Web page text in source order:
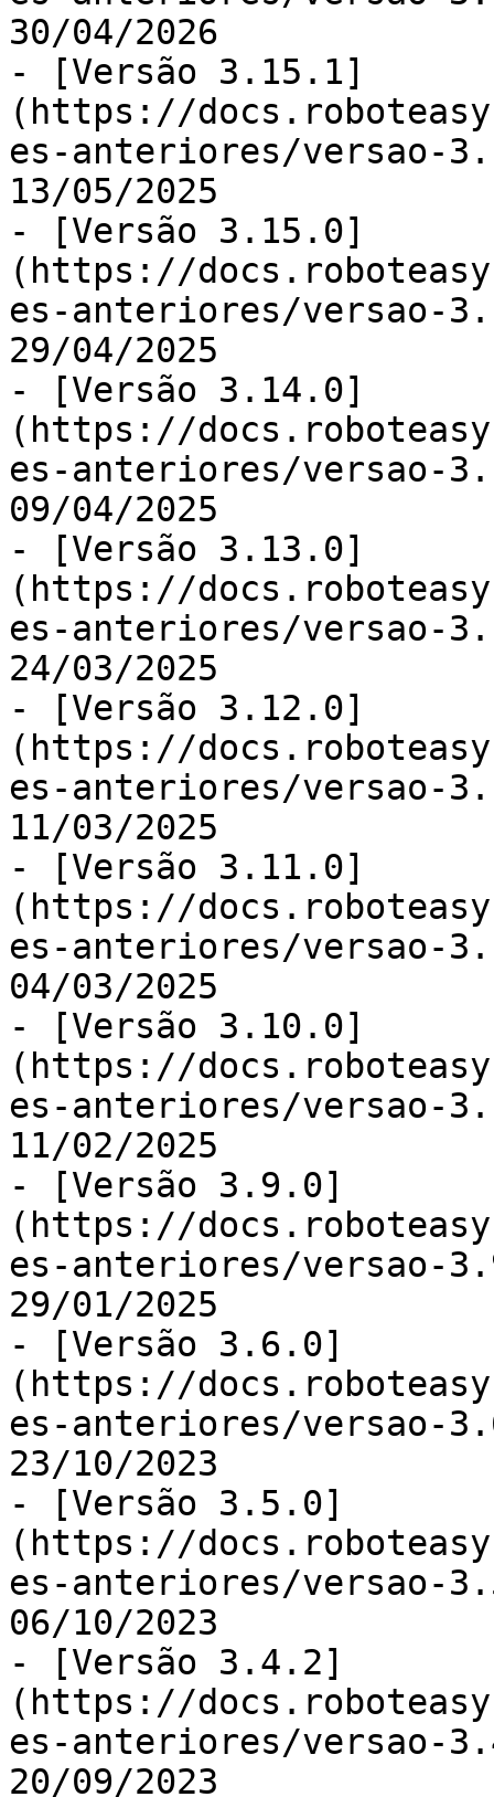
30/04/2026
- [Versão 3.15.1]
(https://
es-anteriores/versao-
13/05/2025
- [Versão 3.15.0]
(https://
es-anteriores/versao-
29/04/2025
- [Versão 3.14.0]
(https://
es-anteriores/versao-
09/04/2025
- [Versão 3.13.0]
(https://
es-anteriores/versao-
24/03/2025
- [Versão 3.12.0]
(https://
es-anteriores/versao-
11/03/2025
- [Versão 3.11.0]
(https://
es-anteriores/versao-
04/03/2025
- [Versão 3.10.0]
(https://
es-anteriores/versao-
11/02/2025
- [Versão 3.9.0]
(https://
es-anteriores/versao-
29/01/2025
- [Versão 3.6.0]
(https://
es-anteriores/versao-
23/10/2023
- [Versão 3.5.0]
(https://
es-anteriores/versao-
06/10/2023
- [Versão 3.4.2]
(https://
es-anteriores/versao-
20/09/2023